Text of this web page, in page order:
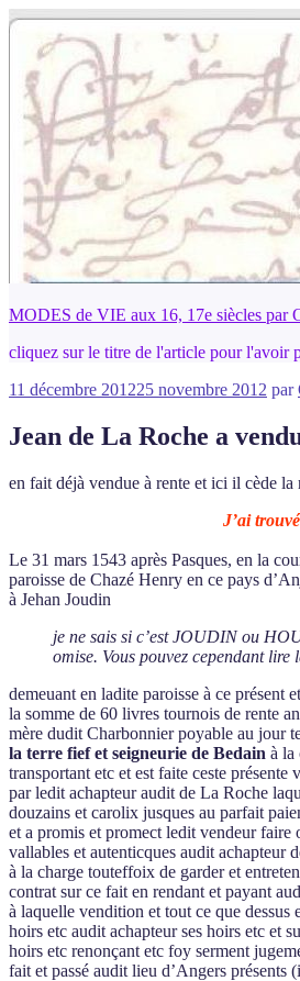
Aller
contenu
principal
MODES de VIE aux 16, 17e siècles
cliquez sur le titre de l'article pour l'avoir
Publié
11 décembre 201225 novembre 2012 par
Jean de La Roche a
en fait déjà vendue à rente et ici il cède
J’ai
Le 31 mars 1543 après Pasques, en la
paroisse de Chazé Henry en ce pays
à Jehan Joudin
je ne sais si c’est JOUDIN ou
omise. Vous pouvez cependant
demeuant en ladite paroisse à ce présent
la somme de 60 livres tournois de rente
mère dudit Charbonnier poyable au jour
la terre fief et seigneurie de Bedain à la
transportant etc et est faite ceste
par ledit achapteur audit de La Roche
douzains et carolix jusques au parfait
et a promis et promect ledit vendeur faire
vallables et autenticques audit achapteur
à la charge touteffoix de garder et
contrat sur ce fait en rendant et payant
à laquelle vendition et tout ce que
hoirs etc audit achapteur ses hoirs etc et
hoirs etc renonçant etc foy serment
fait et passé audit lieu d’Angers présents (i